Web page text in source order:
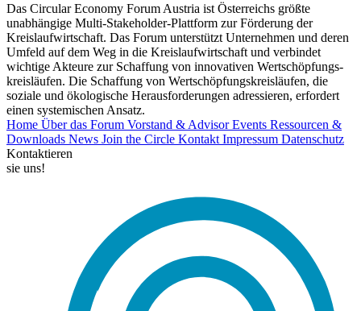
Das Circular Economy Forum Austria ist Österreichs größte
unabhängige Multi-Stakeholder-Plattform zur Förderung der
Kreislaufwirtschaft. Das Forum unterstützt Unternehmen und deren
Umfeld auf dem Weg in die Kreislaufwirtschaft und verbindet
wichtige Akteure zur Schaffung von innovativen Wertschöpfungs-
kreisläufen. Die Schaffung von Wertschöpfungskreisläufen, die
soziale und ökologische Herausforderungen adressieren, erfordert
einen systemischen Ansatz.
Home Über das Forum Vorstand & AdvisorEvents Ressourcen &
Downloads News Join the Circle Kontakt Impressum Datenschutz
Kontaktieren
sie uns!